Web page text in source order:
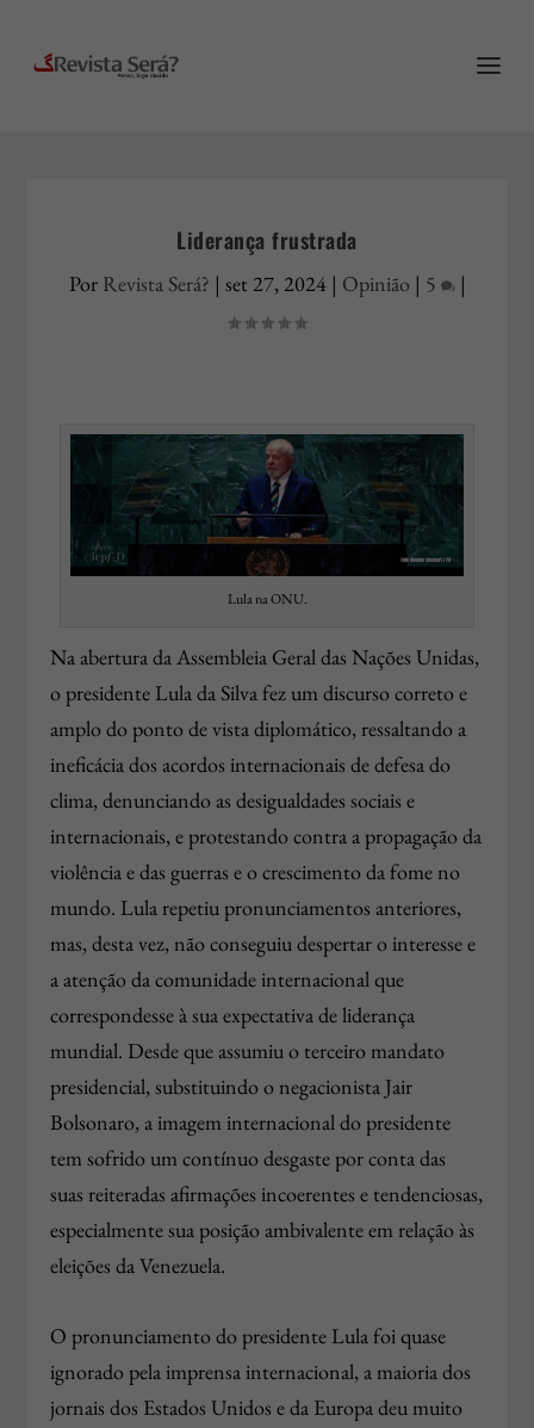
Liderança frustrada
Por Revista Será? | set 27, 2024| Opinião | 5 |
Lula na ONU.
Na abertura da Assembleia Geral das Nações Unidas,
o presidente Lula da Silva fez um discurso correto e
amplo do ponto de vista diplomático, ressaltando a
ineficácia dos acordos internacionais de defesa do
clima, denunciando as desigualdades sociais e
internacionais, e protestando contra a propagação da
violência e das guerras e o crescimento da fome no
mundo. Lula repetiu pronunciamentos anteriores,
mas, desta vez, não conseguiu despertar o interesse e
a atenção da comunidade internacional que
correspondesse à sua expectativa de liderança
mundial. Desde que assumiu o terceiro mandato
presidencial, substituindo o negacionista Jair
Bolsonaro, a imagem internacional do presidente
tem sofrido um contínuo desgaste por conta das
suas reiteradas afirmações incoerentes e tendenciosas,
especialmente sua posição ambivalente em relação às
eleições da Venezuela.
O pronunciamento do presidente Lula foi quase
ignorado pela imprensa internacional, a maioria dos
jornais dos Estados Unidos e da Europa deu muito